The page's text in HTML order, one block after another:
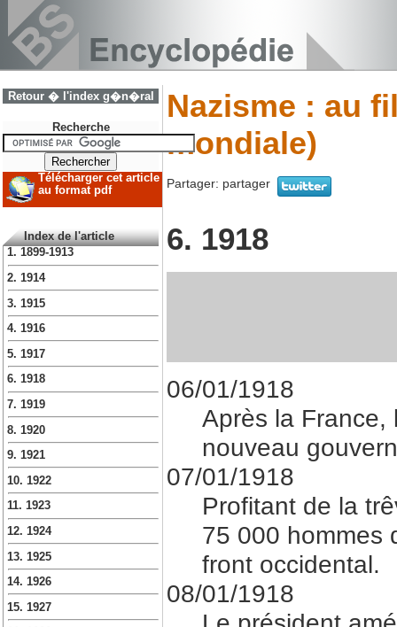
Retour � l'index g�n�ral
Recherche
Télécharger cet article
au format pdf
Index de l'article
1. 1899-1913
2. 1914
3. 1915
4. 1916
5. 1917
6. 1918
7. 1919
8. 1920
9. 1921
10. 1922
11. 1923
12. 1924
13. 1925
14. 1926
15. 1927
Nazisme : au
mondiale)
Partager: partager
6. 1918
06/01/1918
Après la France,
nouveau
07/01/1918
Profitant de la
75 000 hommes
front occidental.
08/01/1918